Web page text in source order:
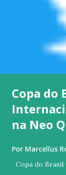
Copa do
na Neo
Por Marcellus
Copa do Brasil